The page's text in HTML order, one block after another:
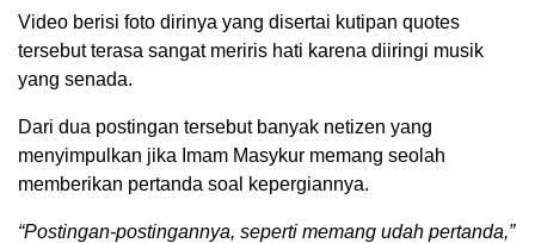
Video berisi foto dirinya yang disertai kutipan quotes
tersebut terasa sangat meriris hati karena diiringi musik
yang senada.
Dari dua postingan tersebut banyak netizen yang
menyimpulkan jika Imam Masykur memang seolah
memberikan pertanda soal kepergiannya.
“Postingan-postingannya, seperti memang udah pertanda,”